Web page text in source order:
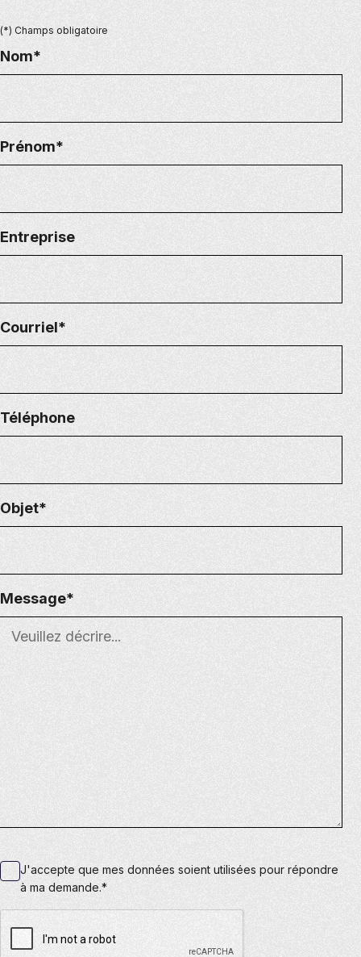
(*) Champs obligatoire
Nom*
Prénom*
Entreprise
Courriel*
Téléphone
Objet*
Message*
J'accepte que mes données soient utilisées pour répondre
à ma demande.*